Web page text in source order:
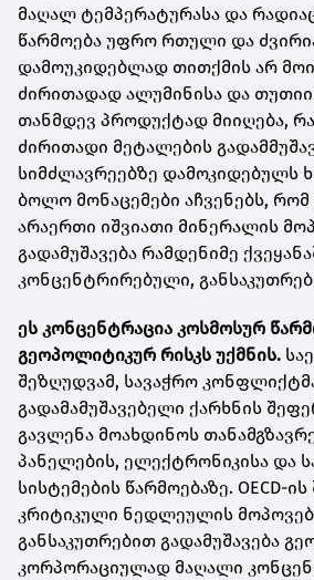
მაღალ ტემპერატურასა და
წარმოება უფრო რთული და
დამოუკიდებლად თითქმის არ
ძირითადად ალუმინისა და
თანმდევ პროდუქტად მიიღება,
ძირითადი მეტალების
სიმძლავრეებზე დამოკიდებულს
ბოლო მონაცემები აჩვენებს,
არაერთი იშვიათი მინერალის
გადამუშავება რამდენიმე
კონცენტრირებული,
ეს კონცენტრაცია კოსმოსურ
გეოპოლიტიკურ რისკს უქმნის.
შეზღუდვამ, სავაჭრო
გადამამუშავებელი ქარხნის
გავლენა მოახდინოს
პანელების, ელექტრონიკისა და
სისტემების წარმოებაზე. OECD-
კრიტიკული ნედლეულის
განსაკუთრებით გადამუშავება
კორპორაციულად მაღალი